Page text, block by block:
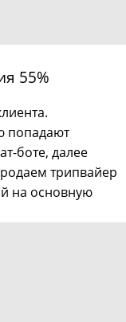
55%
попадают
боте, далее
трипвайер
на основную